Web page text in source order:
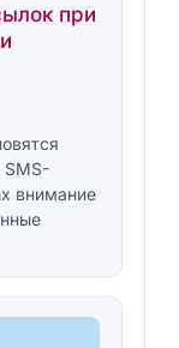
при
SMS-
внимание